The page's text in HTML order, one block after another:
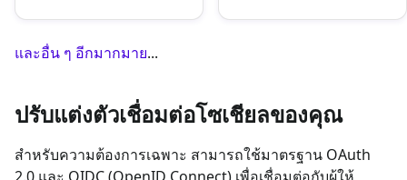
และอื่น ๆ อีกมากมาย...
ปรับแต่งตัวเชื่อมต่อโซเชียลของคุณ
สำหรับความต้องการเฉพาะ สามารถใช้มาตรฐาน OAuth